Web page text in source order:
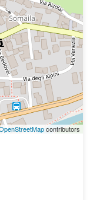
contributors